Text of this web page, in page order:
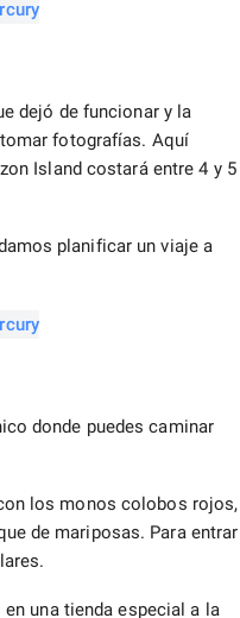
dejó de funcionar y la
fotografías. Aquí
Island costará entre 4 y 5
planificar un viaje a
donde puedes caminar
los monos colobos rojos,
de mariposas. Para entrar
en una tienda especial a la